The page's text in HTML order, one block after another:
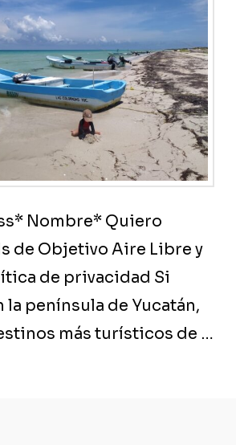
Nombre* Quiero
de Objetivo Aire Libre y
de privacidad Si
la península de Yucatán,
más turísticos de …